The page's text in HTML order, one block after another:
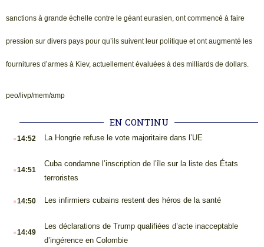
sanctions à grande échelle contre le géant eurasien, ont commencé à faire
pression sur divers pays pour qu’ils suivent leur politique et ont augmenté les
fournitures d’armes à Kiev, actuellement évaluées à des milliards de dollars.
peo/livp/mem/amp
EN CONTINU
.14:52 La Hongrie refuse le vote majoritaire dans l’UE
.14:51
Cuba condamne l’inscription de l’île sur la liste des États
terroristes
.14:50 Les infirmiers cubains restent des héros de la santé
.14:49
Les déclarations de Trump qualifiées d’acte inacceptable
d’ingérence en Colombie